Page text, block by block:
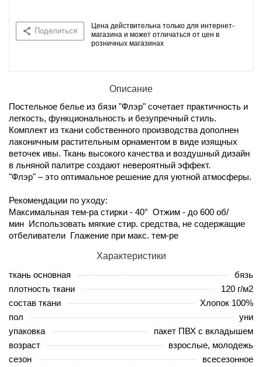
Поделиться
Цена действительна только для интернет-
магазина и может отличаться от цен в
розничных магазинах
Описание
Постельное белье из бязи "Флэр" сочетает практичность и
легкость, функциональность и безупречный стиль.
Комплект из ткани собственного производства дополнен
лаконичным растительным орнаментом в виде изящных
веточек ивы. Ткань высокого качества и воздушный дизайн
в льняной палитре создают невероятный эффект.
"Флэр" – это оптимальное решение для уютной атмосферы.
Рекомендации по уходу:
Максимальная тем-ра стирки - 40° Отжим - до 600 об/
мин Использовать мягкие стир. средства, не содержащие
отбеливатели Глажение при макс. тем-ре
Характеристики
ткань основная
бязь
плотность ткани
120 г/м2
состав ткани
Хлопок 100%
пол
уни
упаковка
пакет ПВХ с вкладышем
возраст
взрослые, молодежь
сезон
всесезонное